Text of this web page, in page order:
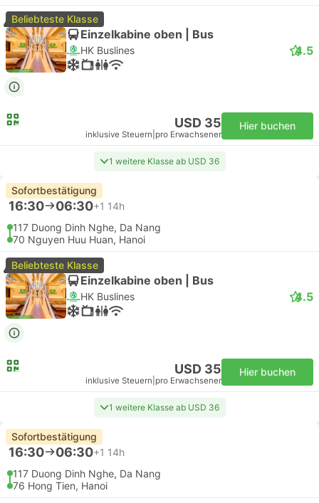
Beliebteste Klasse
Einzelkabine oben | Bus
HK Buslines 4.5
USD 35
inklusive Steuern pro Erwachsener
Hier buchen
1 weitere Klasse ab USD 36
Sofortbestätigung
16:30 06:30+1 14h
117 Duong Dinh Nghe, Da Nang
70 Nguyen Huu Huan, Hanoi
Beliebteste Klasse
Einzelkabine oben | Bus
HK Buslines 4.5
USD 35
inklusive Steuern pro Erwachsener
Hier buchen
1 weitere Klasse ab USD 36
Sofortbestätigung
16:30 06:30+1 14h
117 Duong Dinh Nghe, Da Nang
76 Hong Tien, Hanoi